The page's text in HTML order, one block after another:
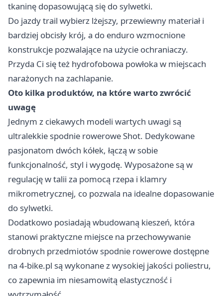
tkaninę dopasowującą się do sylwetki.
Do jazdy trail wybierz lżejszy, przewiewny materiał i
bardziej obcisły krój, a do enduro wzmocnione
konstrukcje pozwalające na użycie ochraniaczy.
Przyda Ci się też hydrofobowa powłoka w miejscach
narażonych na zachlapanie.
Oto kilka produktów, na które warto zwrócić
uwagę
Jednym z ciekawych modeli wartych uwagi są
ultralekkie spodnie rowerowe Shot. Dedykowane
pasjonatom dwóch kółek, łączą w sobie
funkcjonalność, styl i wygodę. Wyposażone są w
regulację w talii za pomocą rzepa i klamry
mikrometrycznej, co pozwala na idealne dopasowanie
do sylwetki.
Dodatkowo posiadają wbudowaną kieszeń, która
stanowi praktyczne miejsce na przechowywanie
drobnych przedmiotów spodnie rowerowe dostępne
na 4-bike.pl są wykonane z wysokiej jakości poliestru,
co zapewnia im niesamowitą elastyczność i